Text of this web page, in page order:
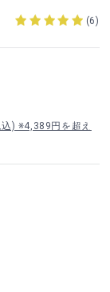
(6)
) ※4,389円を超え